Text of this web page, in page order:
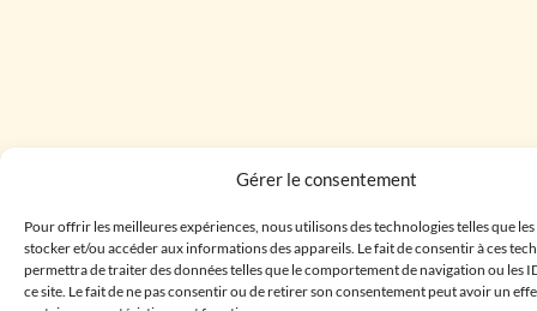
Gérer le consentement
Pour offrir les meilleures expériences, nous utilisons des technologies telles que
stocker et/ou accéder aux informations des appareils. Le fait de consentir à ces
permettra de traiter des données telles que le comportement de navigation ou les
ce site. Le fait de ne pas consentir ou de retirer son consentement peut avoir un